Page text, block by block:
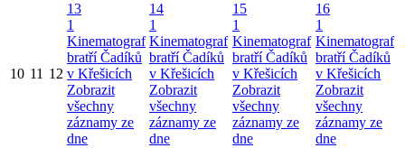
10 11 12
13
1
Kinematograf
bratří Čadíků
v Křešicích
Zobrazit
všechny
záznamy ze
dne
14
1
Kinematograf
bratří Čadíků
v Křešicích
Zobrazit
všechny
záznamy ze
dne
15
1
Kinematograf
bratří Čadíků
v Křešicích
Zobrazit
všechny
záznamy ze
dne
16
1
Kinematograf
bratří Čadíků
v Křešicích
Zobrazit
všechny
záznamy ze
dne